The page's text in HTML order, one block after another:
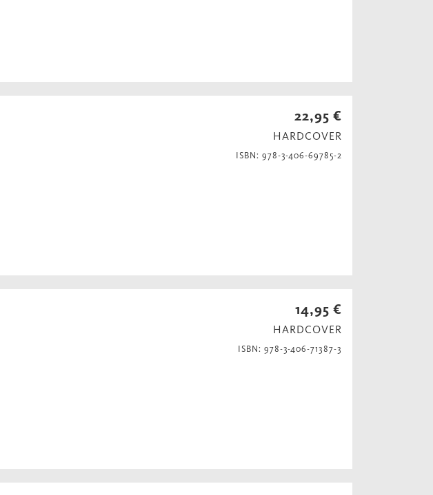
22,95 €
HARDCOVER
ISBN: 978-3-406-69785-2
14,95 €
HARDCOVER
ISBN: 978-3-406-71387-3